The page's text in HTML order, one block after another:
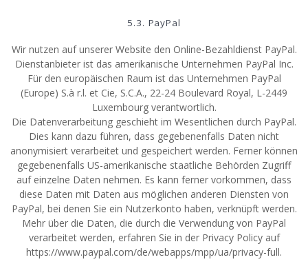
5.3. PayPal
Wir nutzen auf unserer Website den Online-Bezahldienst PayPal.
Dienstanbieter ist das amerikanische Unternehmen PayPal Inc.
Für den europäischen Raum ist das Unternehmen PayPal
(Europe) S.à r.l. et Cie, S.C.A., 22-24 Boulevard Royal, L-2449
Luxembourg verantwortlich.
Die Datenverarbeitung geschieht im Wesentlichen durch PayPal.
Dies kann dazu führen, dass gegebenenfalls Daten nicht
anonymisiert verarbeitet und gespeichert werden. Ferner können
gegebenenfalls US-amerikanische staatliche Behörden Zugriff
auf einzelne Daten nehmen. Es kann ferner vorkommen, dass
diese Daten mit Daten aus möglichen anderen Diensten von
PayPal, bei denen Sie ein Nutzerkonto haben, verknüpft werden.
Mehr über die Daten, die durch die Verwendung von PayPal
verarbeitet werden, erfahren Sie in der Privacy Policy auf
https://www.paypal.com/de/webapps/mpp/ua/privacy-full.